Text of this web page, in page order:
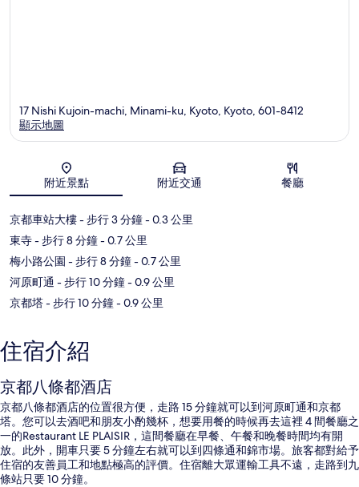
地圖
17 Nishi Kujoin-machi, Minami-ku, Kyoto, Kyoto, 601-8412
顯示地圖
附近景點 附近交通 餐廳
京都車站大樓- 步行 3 分鐘- 0.3 公里
東寺- 步行 8 分鐘- 0.7 公里
梅小路公園 - 步行 8 分鐘- 0.7 公里
河原町通 - 步行 10 分鐘- 0.9 公里
京都塔- 步行 10 分鐘- 0.9 公里
住宿介紹
京都八條都酒店
京都八條都酒店的位置很方便，走路 15 分鐘就可以到河原町通和京都
塔。您可以去酒吧和朋友小酌幾杯，想要用餐的時候再去這裡 4 間餐廳之
一的Restaurant LE PLAISIR，這間餐廳在早餐、午餐和晚餐時間均有開
放。此外，開車只要 5 分鐘左右就可以到四條通和錦市場。旅客都對給予
住宿的友善員工和地點極高的評價。住宿離大眾運輸工具不遠，走路到九
條站只要 10 分鐘。